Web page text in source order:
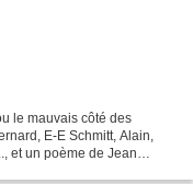
le mauvais côté des
E-E Schmitt, Alain,
et un poème de Jean